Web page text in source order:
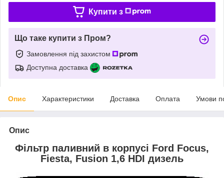
Купити з
Що таке купити з Пром?
Замовлення під захистом
Доступна доставка
Опис Характеристики Доставка Оплата Умови
Опис
Фільтр паливний в корпусі Ford Focus,
Fiesta, Fusion 1,6 HDI дизель